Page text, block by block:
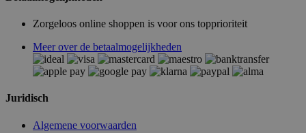
Zorgeloos online shoppen is voor ons topprioriteit
Meer over de betaalmogelijkheden
Juridisch
Algemene voorwaarden